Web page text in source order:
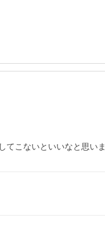
こないといいなと思いま